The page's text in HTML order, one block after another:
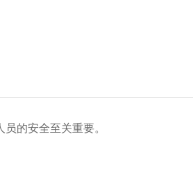
的安全至关重要。